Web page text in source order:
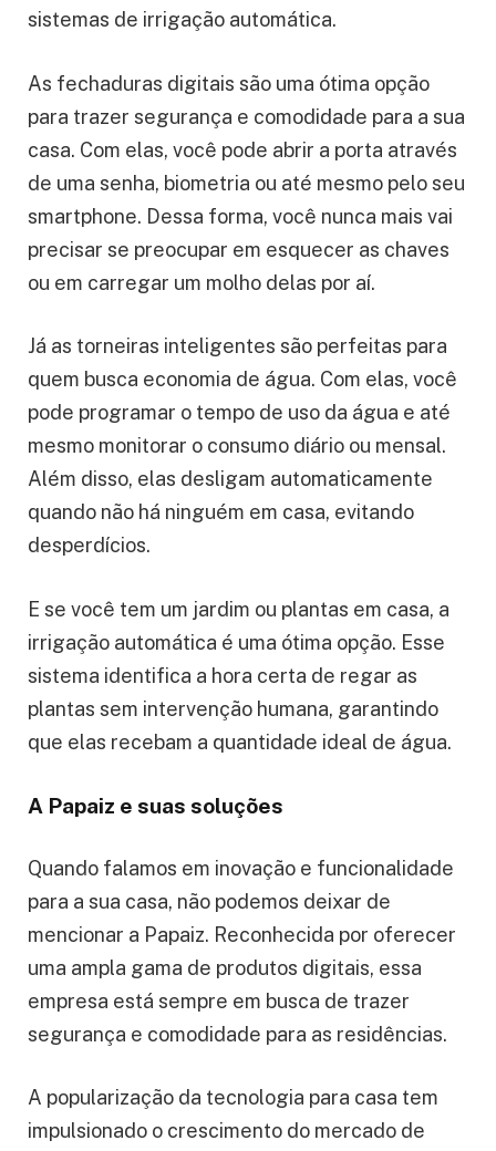
sistemas de irrigação automática.
As fechaduras digitais são uma ótima opção
para trazer segurança e comodidade para a sua
casa. Com elas, você pode abrir a porta através
de uma senha, biometria ou até mesmo pelo seu
smartphone. Dessa forma, você nunca mais vai
precisar se preocupar em esquecer as chaves
ou em carregar um molho delas por aí.
Já as torneiras inteligentes são perfeitas para
quem busca economia de água. Com elas, você
pode programar o tempo de uso da água e até
mesmo monitorar o consumo diário ou mensal.
Além disso, elas desligam automaticamente
quando não há ninguém em casa, evitando
desperdícios.
E se você tem um jardim ou plantas em casa, a
irrigação automática é uma ótima opção. Esse
sistema identifica a hora certa de regar as
plantas sem intervenção humana, garantindo
que elas recebam a quantidade ideal de água.
A Papaiz e suas soluções
Quando falamos em inovação e funcionalidade
para a sua casa, não podemos deixar de
mencionar a Papaiz. Reconhecida por oferecer
uma ampla gama de produtos digitais, essa
empresa está sempre em busca de trazer
segurança e comodidade para as residências.
A popularização da tecnologia para casa tem
impulsionado o crescimento do mercado de